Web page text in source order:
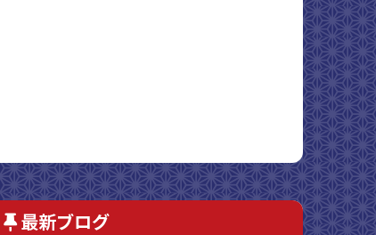
最新ブログ